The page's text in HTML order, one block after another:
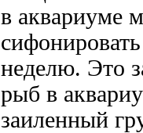
в аквариуме
неделю. Это
рыб в
заиленный